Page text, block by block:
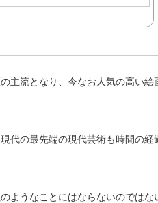
主流となり、今なお人気の高い絵
代の最先端の現代芸術も時間の経
ようなことにはならないのではな